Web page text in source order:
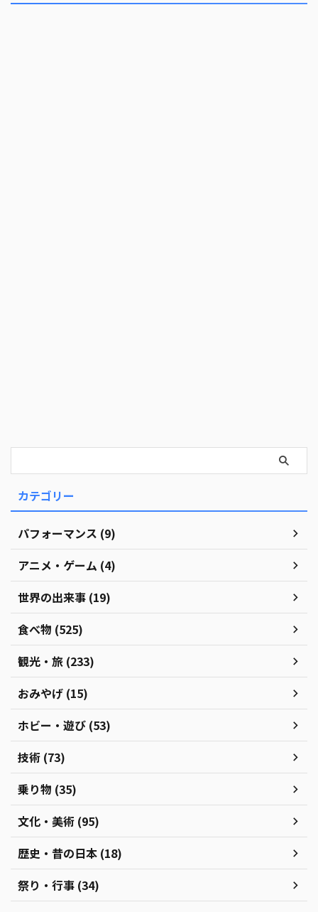
カテゴリー
パフォーマンス (9)
アニメ・ゲーム (4)
世界の出来事 (19)
食べ物 (525)
観光・旅 (233)
おみやげ (15)
ホビー・遊び (53)
技術 (73)
乗り物 (35)
文化・美術 (95)
歴史・昔の日本 (18)
祭り・行事 (34)